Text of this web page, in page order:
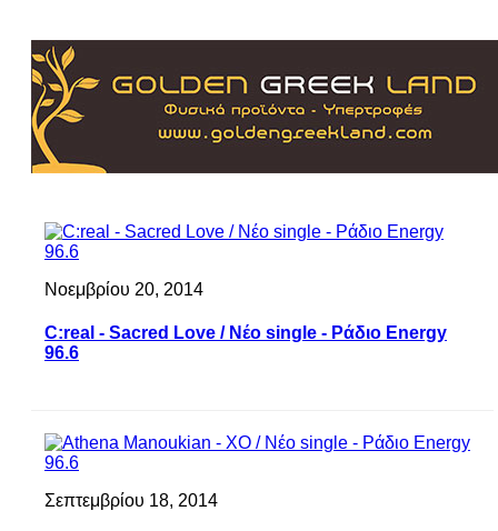
Νοεμβρίου 20, 2014
C:real - Sacred Love / Νέο single - Ράδιο Energy
96.6
Σεπτεμβρίου 18, 2014